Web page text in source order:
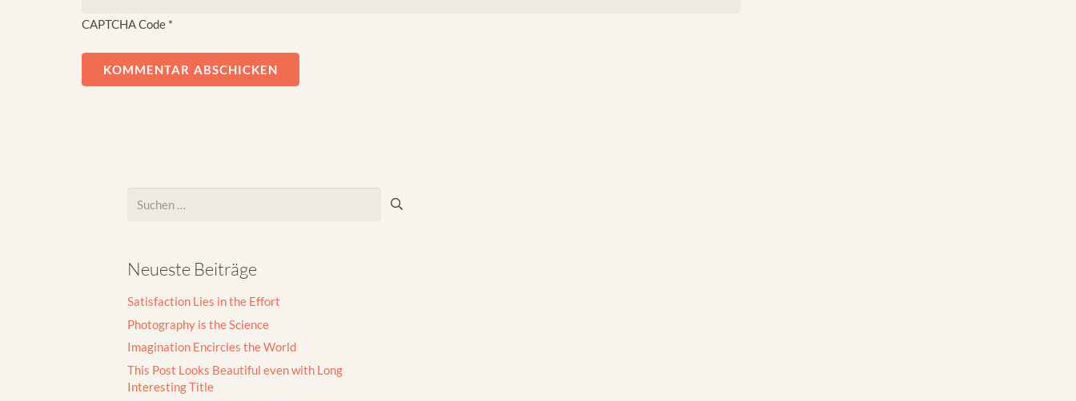
CAPTCHA Code *
KOMMENTAR ABSCHICKEN
Suchen
Neueste Beiträge
Satisfaction Lies in the Effort
Photography is the Science
Imagination Encircles the World
This Post Looks Beautiful even with Long
Interesting Title